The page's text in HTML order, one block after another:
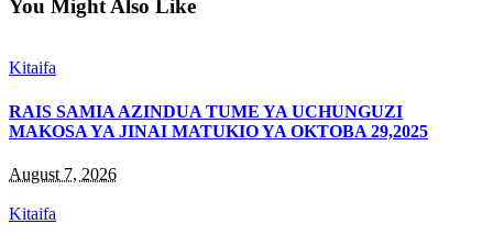
You Might Also Like
Kitaifa
RAIS SAMIA AZINDUA TUME YA UCHUNGUZI
MAKOSA YA JINAI MATUKIO YA OKTOBA 29,2025
August 7, 2026
Kitaifa